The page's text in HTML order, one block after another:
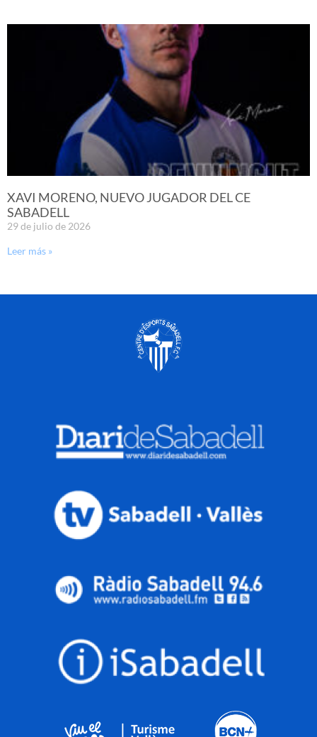
XAVI MORENO, NUEVO JUGADOR DEL CE
SABADELL
29 de julio de 2026
Leer más »